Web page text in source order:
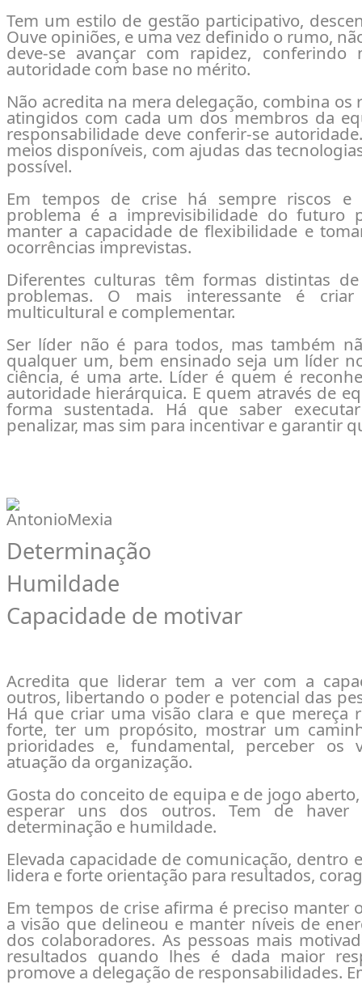
Tem um estilo de gestão participativo,
Ouve opiniões, e uma vez definido o rumo,
deve-se avançar com rapidez, conferindo
autoridade com base no mérito.
Não acredita na mera delegação, combina
atingidos com cada um dos membros da
responsabilidade deve conferir-se
meios disponíveis, com ajudas das
possível.
Em tempos de crise há sempre riscos e
problema é a imprevisibilidade do futuro
manter a capacidade de flexibilidade e
ocorrências imprevistas.
Diferentes culturas têm formas distintas
problemas. O mais interessante é
multicultural e complementar.
Ser líder não é para todos, mas também
qualquer um, bem ensinado seja um líder
ciência, é uma arte. Líder é quem é
autoridade hierárquica. E quem através de
forma sustentada. Há que saber
penalizar, mas sim para incentivar e garantir
Determinação
Humildade
Capacidade de motivar
Acredita que liderar tem a ver com a
outros, libertando o poder e potencial das
Há que criar uma visão clara e que mereça
forte, ter um propósito, mostrar um
prioridades e, fundamental, perceber os
atuação da organização.
Gosta do conceito de equipa e de jogo
esperar uns dos outros. Tem de haver
determinação e humildade.
Elevada capacidade de comunicação, dentro
lidera e forte orientação para resultados,
Em tempos de crise afirma é preciso manter
a visão que delineou e manter níveis de
dos colaboradores. As pessoas mais
resultados quando lhes é dada maior
promove a delegação de responsabilidades.